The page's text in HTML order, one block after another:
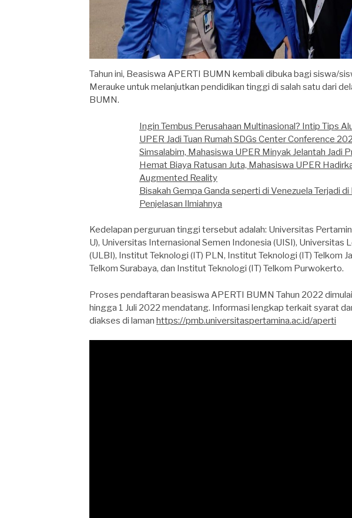
Tahun ini, Beasiswa APERTI BUMN kembali dibuka bagi siswa/
Merauke untuk melanjutkan pendidikan tinggi di salah satu dari
BUMN.
Ingin Tembus Perusahaan Multinasional? Intip Tips
UPER Jadi Tuan Rumah SDGs Center Conference
Simsalabim, Mahasiswa UPER Minyak Jelantah Jadi
Hemat Biaya Ratusan Juta, Mahasiswa UPER
Augmented Reality
Bisakah Gempa Ganda seperti di Venezuela Terjadi
Penjelasan Ilmiahnya
Kedelapan perguruan tinggi tersebut adalah: Universitas
U), Universitas Internasional Semen Indonesia (UISI), Universitas
(ULBI), Institut Teknologi (IT) PLN, Institut Teknologi (IT) Telkom
Telkom Surabaya, dan Institut Teknologi (IT) Telkom Purwokerto.
Proses pendaftaran beasiswa APERTI BUMN Tahun 2022
hingga 1 Juli 2022 mendatang. Informasi lengkap terkait syarat
diakses di laman https://pmb.universitaspertamina.ac.id/aperti